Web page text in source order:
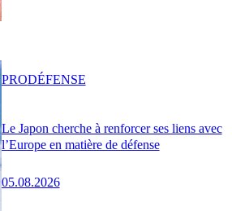
Le Japon cherche à renforcer ses liens avec
l’Europe en matière de défense
05.08.2026
PRODÉFENSE